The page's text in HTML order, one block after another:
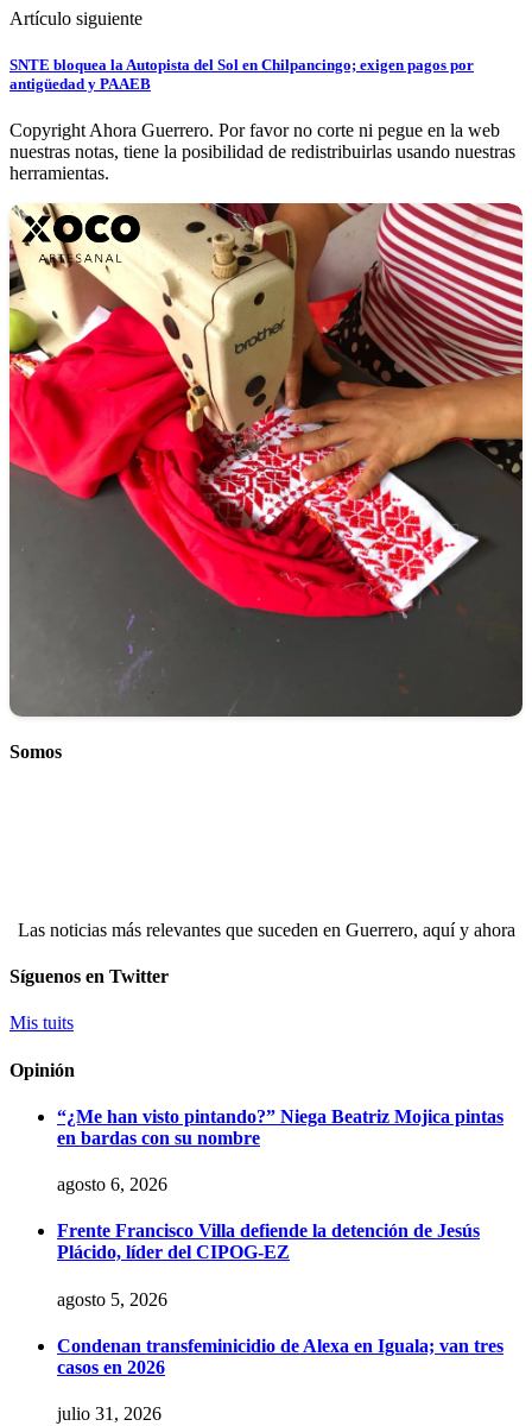
Artículo siguiente
SNTE bloquea la Autopista del Sol en Chilpancingo; exigen pagos por
antigüedad y PAAEB
Copyright Ahora Guerrero. Por favor no corte ni pegue en la web
nuestras notas, tiene la posibilidad de redistribuirlas usando nuestras
herramientas.
Somos
Las noticias más relevantes que suceden en Guerrero, aquí y ahora
Síguenos en Twitter
Mis tuits
Opinión
“¿Me han visto pintando?” Niega Beatriz Mojica pintas
en bardas con su nombre
agosto 6, 2026
Frente Francisco Villa defiende la detención de Jesús
Plácido, líder del CIPOG-EZ
agosto 5, 2026
Condenan transfeminicidio de Alexa en Iguala; van tres
casos en 2026
julio 31, 2026